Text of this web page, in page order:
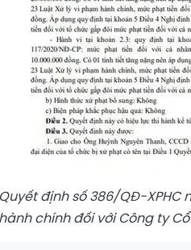
Quyết định số 386/QĐ-
hành chính đối với Công ty